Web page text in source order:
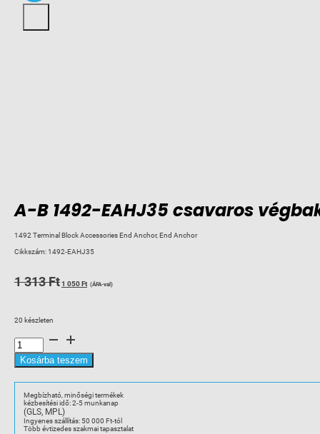
A-B 1492-EAHJ35 csavaros
1492 Terminal Block Accessories End Anchor, End Anchor
Cikkszám:1492-EAHJ35
1 313FtOriginal
313 Ft.
1 050FtCurrent
(ÁFA-val)
20 készleten
1492-
EAHJ35
csavaros
végelem,
mennyiség
Kosárba teszem
Megbízható, minőségi termékek
kézbesítési idő: 2-5 munkanap
(GLS, MPL)
Ingyenes szállítás: 50 000 Ft-tól
Több évtizedes szakmai tapasztalat